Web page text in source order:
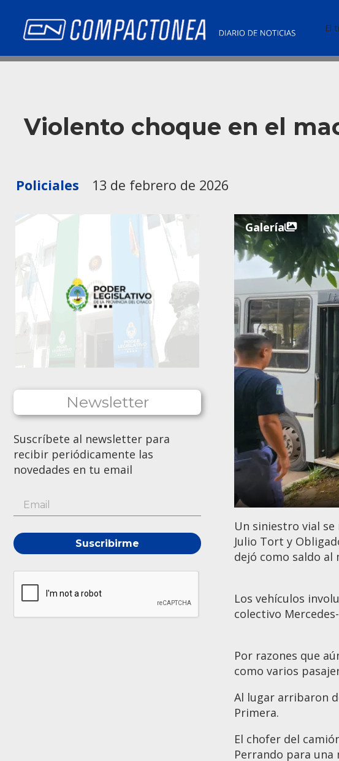
El
Violento choque en el
Policiales 13 de febrero de 2026
Galería
Un siniestro vial
Julio Tort y
dejó como saldo al
Los vehículos
colectivo
Por razones que
como varios
Al lugar arribaron
Primera.
El chofer del
Perrando para
Newsletter
Suscríbete al newsletter para
recibir periódicamente las
novedades en tu email
Suscribirme